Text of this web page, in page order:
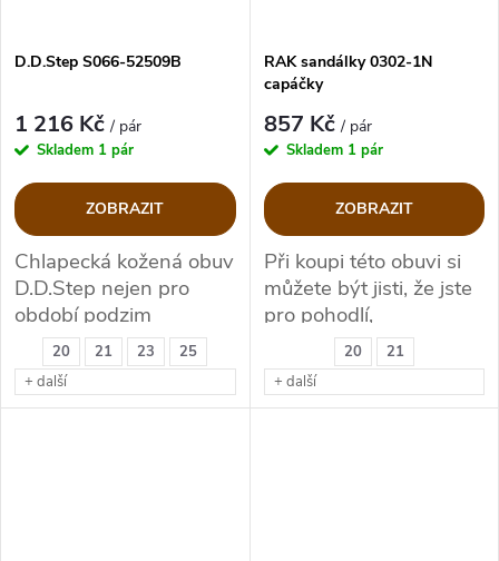
20 21 23
25
+ další
D.D.Step S066-52509B
1 216 Kč/ pár
Skladem 1 pár
ZOBRAZIT
Chlapecká kožená obuv
D.D.Step nejen pro
období podzim
20
21
+ další
RAK sandálky 0302-1N
capáčky
857 Kč/ pár
Skladem 1 pár
ZOBRAZIT
Při koupi této obuvi si
můžete být jisti, že jste
pro pohodlí,
bezpečnost a zdravý
vývoj nožky Vašeho
děťátka udělali správný